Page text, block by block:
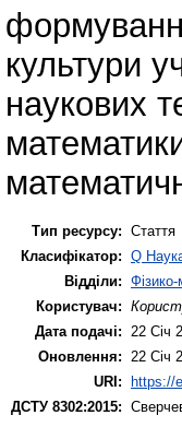
культури
наукових
Тип ресурсу: Стаття
Класифікатор: Q
Відділи:
Користувач:
Дата подачі:
22 Січ
Оновлення:
22 Січ
URI: https://
ДСТУ 8302:2015: